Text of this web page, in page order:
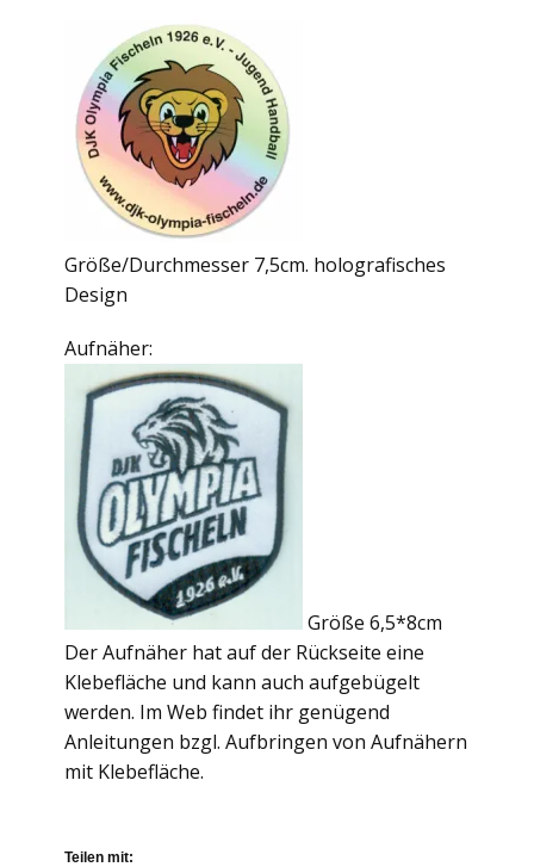
Größe/Durchmesser 7,5cm. holografisches
Design
Aufnäher:
Größe 6,5*8cm
Der Aufnäher hat auf der Rückseite eine
Klebefläche und kann auch aufgebügelt
werden. Im Web findet ihr genügend
Anleitungen bzgl. Aufbringen von Aufnähern
mit Klebefläche.
Teilen mit: